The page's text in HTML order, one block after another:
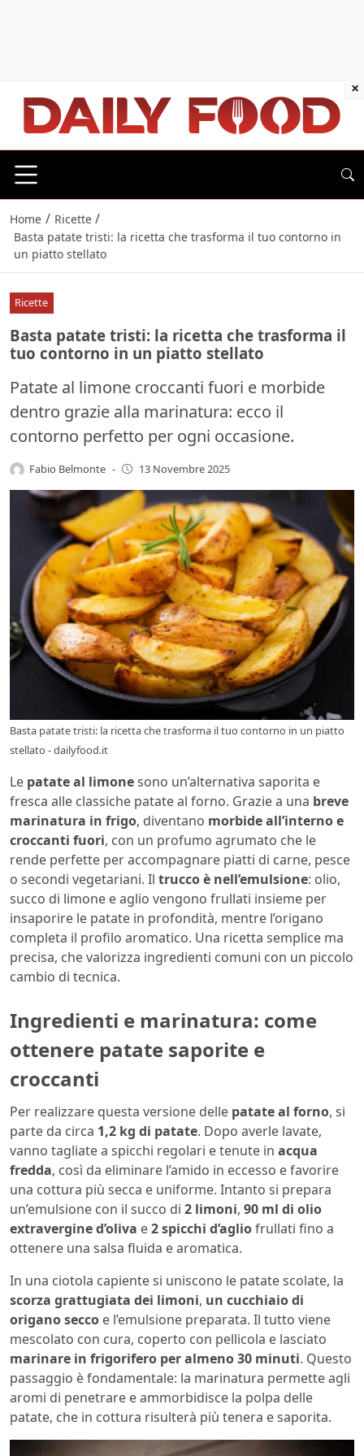
Home / Ricette /
Basta patate tristi: la ricetta che trasforma il tuo contorno in
un piatto stellato
Ricette
Basta patate tristi: la ricetta che trasforma il
tuo contorno in un piatto stellato
Patate al limone croccanti fuori e morbide
dentro grazie alla marinatura: ecco il
contorno perfetto per ogni occasione.
Fabio Belmonte - 13 Novembre 2025
Basta patate tristi: la ricetta che trasforma il tuo contorno in un piatto
stellato - dailyfood.it
Le patate al limonesono un’alternativa saporita e
fresca alle classiche patate al forno. Grazie a una breve
marinatura in frigo, diventano morbide all’interno e
croccanti fuori, con un profumo agrumato che le
rende perfette per accompagnare piatti di carne, pesce
o secondi vegetariani. Il trucco è nell’emulsione: olio,
succo di limone e aglio vengono frullati insieme per
insaporire le patate in profondità, mentre l’origano
completa il profilo aromatico. Una ricetta semplice ma
precisa, che valorizza ingredienti comuni con un piccolo
cambio di tecnica.
Ingredienti e marinatura: come
ottenere patate saporite e
croccanti
Per realizzare questa versione delle patate al forno, si
parte da circa 1,2 kg di patate. Dopo averle lavate,
vanno tagliate a spicchi regolari e tenute in acqua
fredda, così da eliminare l’amido in eccesso e favorire
una cottura più secca e uniforme. Intanto si prepara
un’emulsione con il succo di 2 limoni, 90 ml di olio
extravergine d’oliva e2 spicchi d’agliofrullati fino a
ottenere una salsa fluida e aromatica.
In una ciotola capiente si uniscono le patate scolate, la
scorza grattugiata dei limoni, un cucchiaio di
origano secco e l’emulsione preparata. Il tutto viene
mescolato con cura, coperto con pellicola e lasciato
marinare in frigorifero per almeno 30 minuti. Questo
passaggio è fondamentale: la marinatura permette agli
aromi di penetrare e ammorbidisce la polpa delle
patate, che in cottura risulterà più tenera e saporita.
×